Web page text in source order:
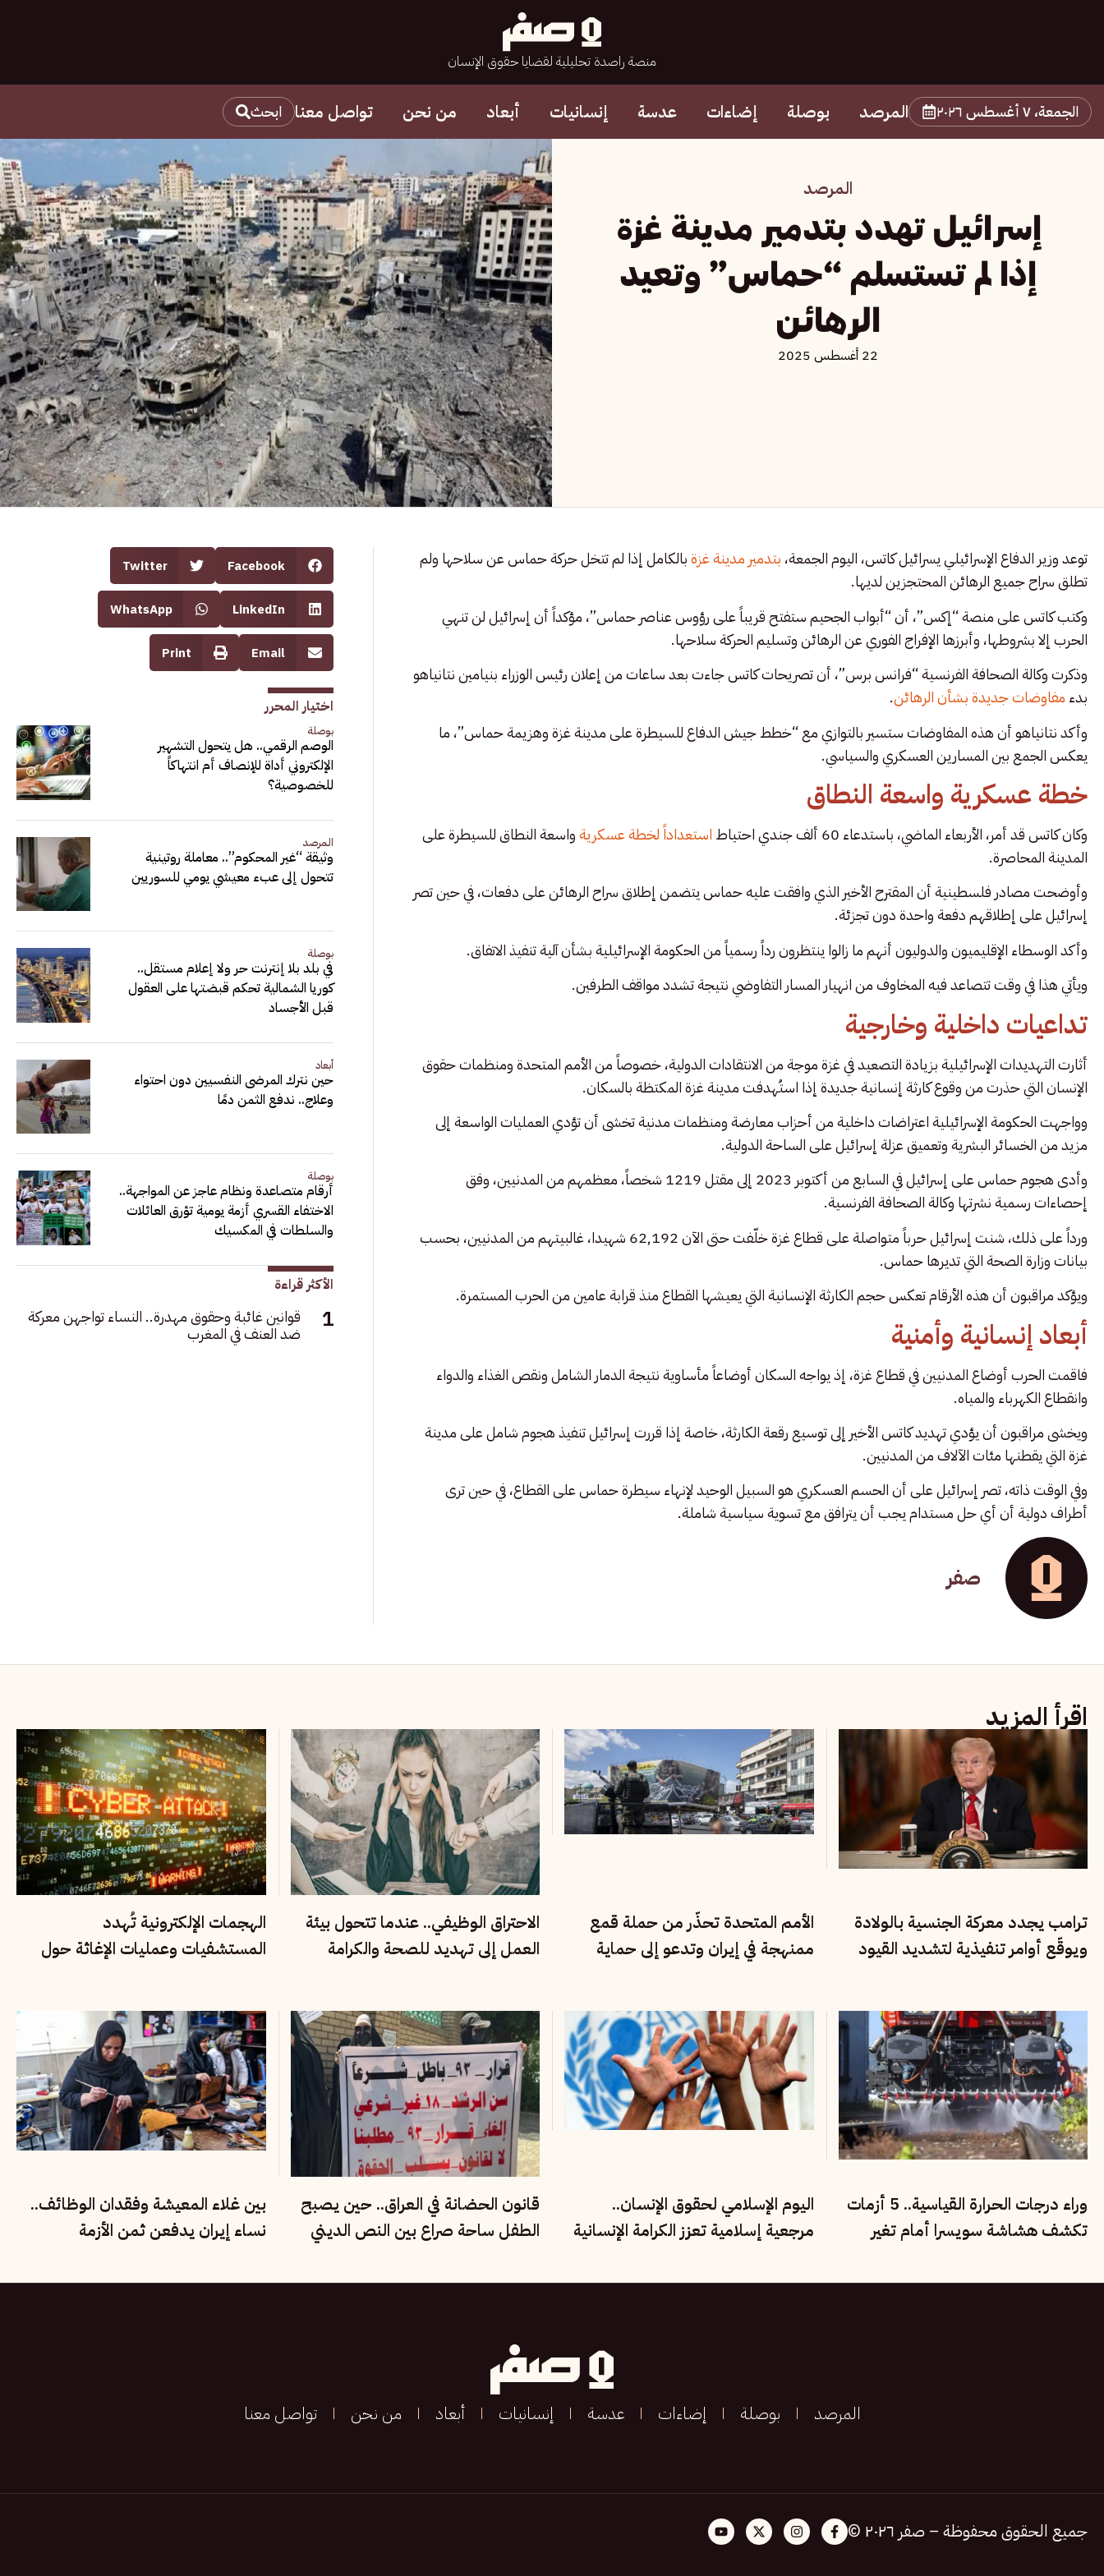
منصة راصدة تحليلية لقضايا حقوق الإنسان
الجمعة، ٧ أغسطس ٢٠٢٦ المرصد بوصلة إضاءات عدسة إنسانيات أبعاد من نحن تواصل معنا ابحث
المرصد
إسرائيل تهدد بتدمير مدينة غزة
إذا لم تستسلم “حماس” وتعيد
الرهائن
22 أغسطس 2025
توعد وزير الدفاع الإسرائيلي يسرائيل كاتس، اليوم الجمعة، بتدمير مدينة غزةبالكامل إذا لم تتخل حركة حماس عن سلاحها ولم
تطلق سراح جميع الرهائن المحتجزين لديها.
وكتب كاتس على منصة “إكس”، أن “أبواب الجحيم ستفتح قريباً على رؤوس عناصر حماس”، مؤكداً أن إسرائيل لن تنهي
الحرب إلا بشروطها، وأبرزها الإفراج الفوري عن الرهائن وتسليم الحركة سلاحها.
وذكرت وكالة الصحافة الفرنسية “فرانس برس”، أن تصريحات كاتس جاءت بعد ساعات من إعلان رئيس الوزراء بنيامين نتانياهو
بدء مفاوضات جديدة بشأن الرهائن.
وأكد نتانياهو أن هذه المفاوضات ستسير بالتوازي مع “خطط جيش الدفاع للسيطرة على مدينة غزة وهزيمة حماس”، ما
يعكس الجمع بين المسارين العسكري والسياسي.
خطة عسكرية واسعة النطاق
وكان كاتس قد أمر، الأربعاء الماضي، باستدعاء 60 ألف جندي احتياط استعداداً لخطة عسكريةواسعة النطاق للسيطرة على
المدينة المحاصرة.
وأوضحت مصادر فلسطينية أن المقترح الأخير الذي وافقت عليه حماس يتضمن إطلاق سراح الرهائن على دفعات، في حين تصر
إسرائيل على إطلاقهم دفعة واحدة دون تجزئة.
وأكد الوسطاء الإقليميون والدوليون أنهم ما زالوا ينتظرون رداً رسمياً من الحكومة الإسرائيلية بشأن آلية تنفيذ الاتفاق.
ويأتي هذا في وقت تتصاعد فيه المخاوف من انهيار المسار التفاوضي نتيجة تشدد مواقف الطرفين.
تداعيات داخلية وخارجية
أثارت التهديدات الإسرائيلية بزيادة التصعيد في غزة موجة من الانتقادات الدولية، خصوصاً من الأمم المتحدة ومنظمات حقوق
الإنسان التي حذرت من وقوع كارثة إنسانية جديدة إذا استُهدفت مدينة غزة المكتظة بالسكان.
وواجهت الحكومة الإسرائيلية اعتراضات داخلية من أحزاب معارضة ومنظمات مدنية تخشى أن تؤدي العمليات الواسعة إلى
مزيد من الخسائر البشرية وتعميق عزلة إسرائيل على الساحة الدولية.
وأدى هجوم حماس على إسرائيل في السابع من أكتوبر 2023 إلى مقتل 1219 شخصاً، معظمهم من المدنيين، وفق
إحصاءات رسمية نشرتها وكالة الصحافة الفرنسية.
ورداً على ذلك، شنت إسرائيل حرباً متواصلة على قطاع غزة خلّفت حتى الآن 62,192 شهيدا، غالبيتهم من المدنيين، بحسب
بيانات وزارة الصحة التي تديرها حماس.
ويؤكد مراقبون أن هذه الأرقام تعكس حجم الكارثة الإنسانية التي يعيشها القطاع منذ قرابة عامين من الحرب المستمرة.
أبعاد إنسانية وأمنية
فاقمت الحرب أوضاع المدنيين في قطاع غزة، إذ يواجه السكان أوضاعاً مأساوية نتيجة الدمار الشامل ونقص الغذاء والدواء
وانقطاع الكهرباء والمياه.
ويخشى مراقبون أن يؤدي تهديد كاتس الأخير إلى توسيع رقعة الكارثة، خاصة إذا قررت إسرائيل تنفيذ هجوم شامل على مدينة
غزة التي يقطنها مئات الآلاف من المدنيين.
وفي الوقت ذاته، تصر إسرائيل على أن الحسم العسكري هو السبيل الوحيد لإنهاء سيطرة حماس على القطاع، في حين ترى
أطراف دولية أن أي حل مستدام يجب أن يترافق مع تسوية سياسية شاملة.
صفر
Facebook
Twitter
LinkedIn
WhatsApp
Email
Print
اختيار المحرر
بوصلة
الوصم الرقمي.. هل يتحول التشهير
الإلكتروني أداة للإنصاف أم انتهاكاً
للخصوصية؟
المرصد
وثيقة “غير المحكوم”.. معاملة روتينية
تتحول إلى عبء معيشي يومي للسوريين
بوصلة
في بلد بلا إنترنت حر ولا إعلام مستقل..
كوريا الشمالية تحكم قبضتها على العقول
قبل الأجساد
أبعاد
حين نترك المرضى النفسيين دون احتواء
وعلاج.. ندفع الثمن دمًا
بوصلة
أرقام متصاعدة ونظام عاجز عن المواجهة..
الاختفاء القسري أزمة يومية تؤرق العائلات
والسلطات في المكسيك
الأكثر قراءة
قوانين غائبة وحقوق مهدرة.. النساء تواجهن معركة
ضد العنف في المغرب
اقرأ المزيد
ترامب يجدد معركة الجنسية بالولادة
ويوقّع أوامر تنفيذية لتشديد القيود
الأمم المتحدة تحذّر من حملة قمع
ممنهجة في إيران وتدعو إلى حماية
الاحتراق الوظيفي.. عندما تتحول بيئة
العمل إلى تهديد للصحة والكرامة
الهجمات الإلكترونية تُهدد
المستشفيات وعمليات الإغاثة حول
وراء درجات الحرارة القياسية.. 5 أزمات
تكشف هشاشة سويسرا أمام تغير
اليوم الإسلامي لحقوق الإنسان..
مرجعية إسلامية تعزز الكرامة الإنسانية
قانون الحضانة في العراق.. حين يصبح
الطفل ساحة صراع بين النص الديني
بين غلاء المعيشة وفقدان الوظائف..
نساء إيران يدفعن ثمن الأزمة
المرصد بوصلة إضاءات عدسة إنسانيات أبعاد من نحن تواصل معنا
جميع الحقوق محفوظة – صفر ٢٠٢٦ ©